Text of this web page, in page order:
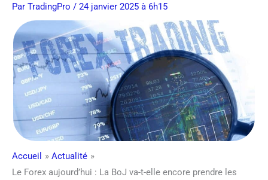
Par TradingPro / 24 janvier 2025 à 6h15
Accueil
Actualité
Le Forex aujourd’hui : La BoJ va-t-elle encore prendre les